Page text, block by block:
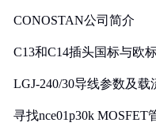
CONOSTAN公司简介
C13和C14插头国标与欧
LGJ-240/30导线参数及载
寻找nce01p30k